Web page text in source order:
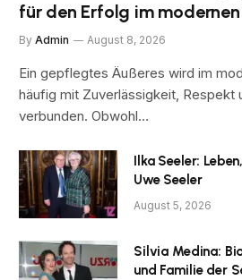
für den Erfolg im
By Admin August 8, 2026
Ein gepflegtes Äußeres wird im
häufig mit Zuverlässigkeit, Respekt
verbunden. Obwohl…
Ilka Seeler:
Uwe Seeler
August 5, 2026
Silvia Medina:
und Familie der